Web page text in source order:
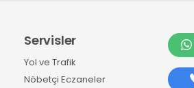
Servisler
Yol ve Trafik
Nöbetçi Eczaneler